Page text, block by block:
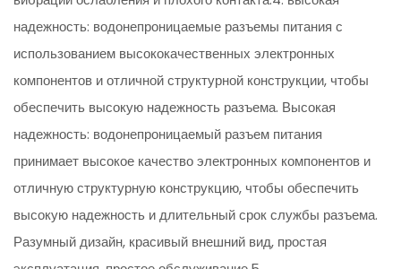
надежность: водонепроницаемые разъемы питания с
использованием высококачественных электронных
компонентов и отличной структурной конструкции, чтобы
обеспечить высокую надежность разъема. Высокая
надежность: водонепроницаемый разъем питания
принимает высокое качество электронных компонентов и
отличную структурную конструкцию, чтобы обеспечить
высокую надежность и длительный срок службы разъема.
Разумный дизайн, красивый внешний вид, простая